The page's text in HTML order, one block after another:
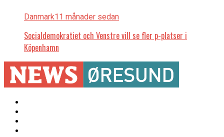
Danmark11 månader sedan
Socialdemokratiet och Venstre vill se fler p-platser i
Köpenhamn